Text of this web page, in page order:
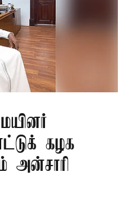
கழக
அன்சாரி